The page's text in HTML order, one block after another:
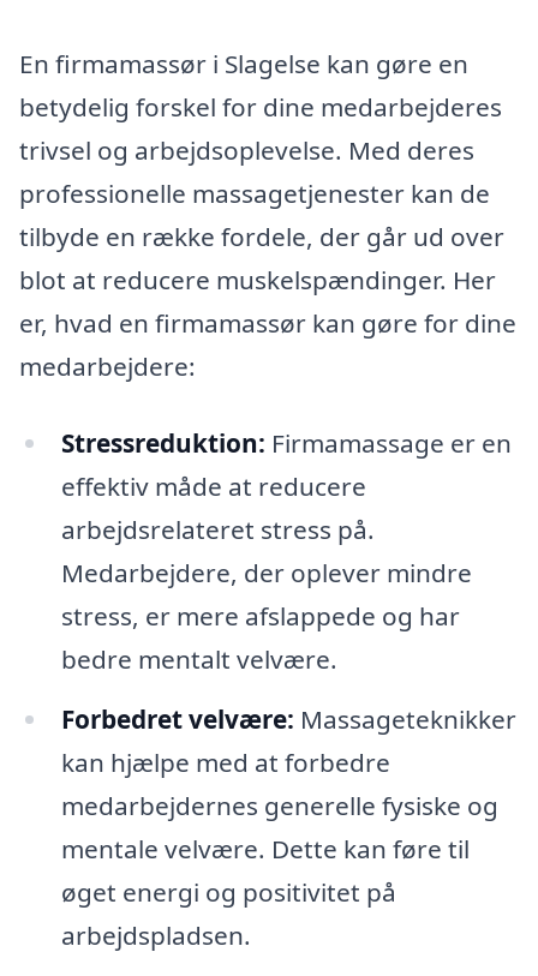
En firmamassør i Slagelse kan gøre en
betydelig forskel for dine medarbejderes
trivsel og arbejdsoplevelse. Med deres
professionelle massagetjenester kan de
tilbyde en række fordele, der går ud over
blot at reducere muskelspændinger. Her
er, hvad en firmamassør kan gøre for dine
medarbejdere:
Stressreduktion: Firmamassage er en
effektiv måde at reducere
arbejdsrelateret stress på.
Medarbejdere, der oplever mindre
stress, er mere afslappede og har
bedre mentalt velvære.
Forbedret velvære: Massageteknikker
kan hjælpe med at forbedre
medarbejdernes generelle fysiske og
mentale velvære. Dette kan føre til
øget energi og positivitet på
arbejdspladsen.